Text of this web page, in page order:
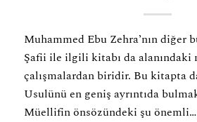
Muhammed Ebu Zehra’nın diğer
Şafii ile ilgili kitabı da alanındaki
çalışmalardan biridir. Bu kitapta
Usulünü en geniş ayrıntıda
Müellifin önsözündeki şu önemli…